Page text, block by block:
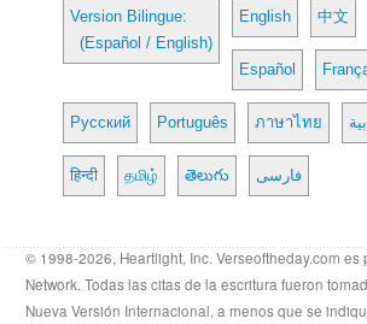
Version Bilingue:
(Español / English)
English 中文
Español
Русский Português ภาษาไทย
हिन्दी தமிழ் తెలుగు فارسی
© 1998-2026, Heartlight, Inc. Verseoftheday.com es
Network. Todas las citas de la escritura fueron
Nueva Versión Internacional, a menos que se